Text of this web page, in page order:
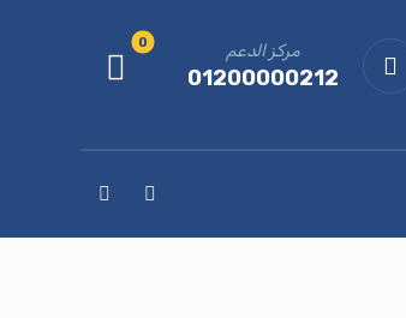
مركز الدعم
01200000212